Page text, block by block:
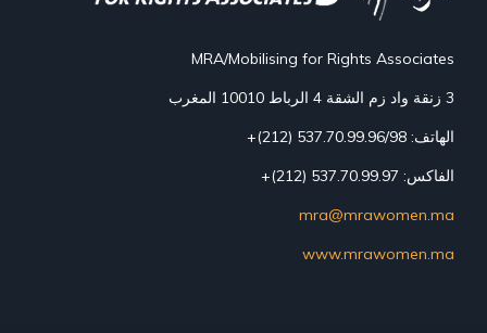
MRA/Mobilising for Rights Associates
3 زنقة واد زم الشقة 4 الرباط 10010 المغرب
الهاتف: 537.70.99.96/98 (212)+
الفاكس: 537.70.99.97 (212)+
mra@mrawomen.ma
www.mrawomen.ma